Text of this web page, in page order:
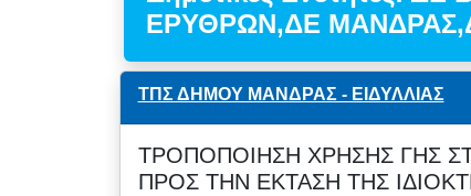
ΕΡΥΘΡΩΝ,ΔΕ
ΤΠΣ ΔΗΜΟΥ ΜΑΝΔΡΑΣ - ΕΙΔΥΛΛΙΑΣ
ΤΡΟΠΟΠΟΙΗΣΗ ΧΡΗΣΗΣ ΓΗΣ
ΠΡΟΣ ΤΗΝ ΕΚΤΑΣΗ ΤΗΣ